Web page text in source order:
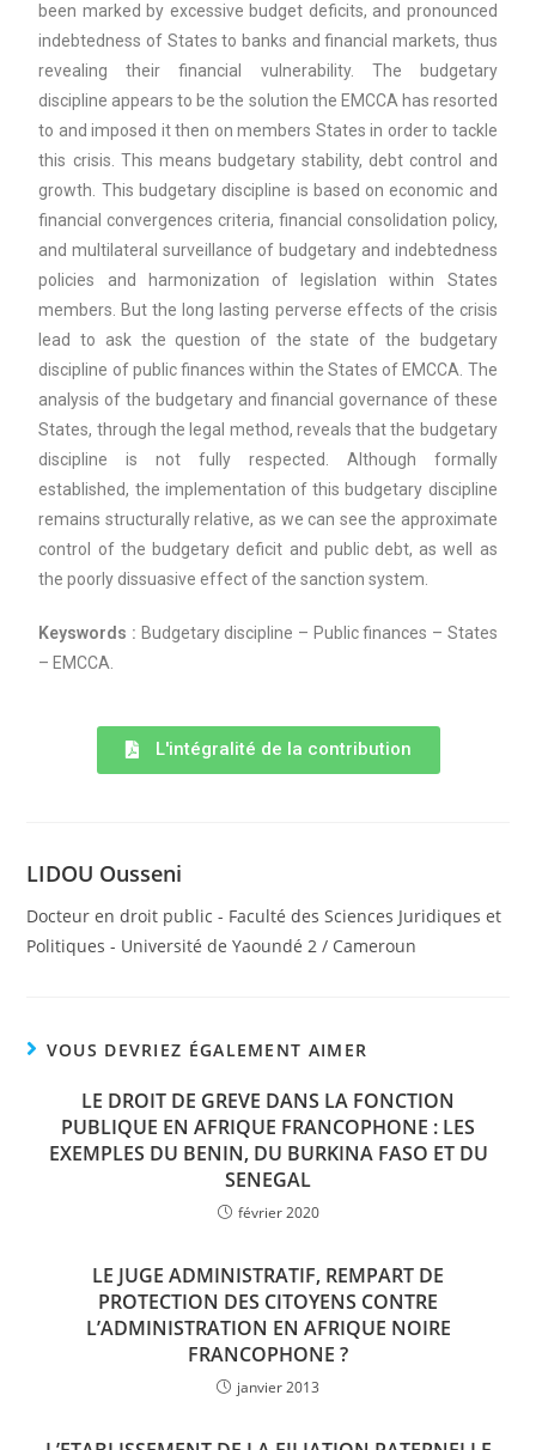
been marked by excessive budget deficits, and pronounced
indebtedness of States to banks and financial markets, thus
revealing their financial vulnerability. The budgetary
discipline appears to be the solution the EMCCA has resorted
to and imposed it then on members States in order to tackle
this crisis. This means budgetary stability, debt control and
growth. This budgetary discipline is based on economic and
financial convergences criteria, financial consolidation policy,
and multilateral surveillance of budgetary and indebtedness
policies and harmonization of legislation within States
members. But the long lasting perverse effects of the crisis
lead to ask the question of the state of the budgetary
discipline of public finances within the States of EMCCA. The
analysis of the budgetary and financial governance of these
States, through the legal method, reveals that the budgetary
discipline is not fully respected. Although formally
established, the implementation of this budgetary discipline
remains structurally relative, as we can see the approximate
control of the budgetary deficit and public debt, as well as
the poorly dissuasive effect of the sanction system.
Keyswords : Budgetary discipline – Public finances – States
– EMCCA.
L'intégralité de la contribution
LIDOU Ousseni
Docteur en droit public - Faculté des Sciences Juridiques et
Politiques - Université de Yaoundé 2 / Cameroun
VOUS DEVRIEZ ÉGALEMENT AIMER
LE DROIT DE GREVE DANS LA FONCTION
PUBLIQUE EN AFRIQUE FRANCOPHONE : LES
EXEMPLES DU BENIN, DU BURKINA FASO ET DU
SENEGAL
février 2020
LE JUGE ADMINISTRATIF, REMPART DE
PROTECTION DES CITOYENS CONTRE
L’ADMINISTRATION EN AFRIQUE NOIRE
FRANCOPHONE ?
janvier 2013